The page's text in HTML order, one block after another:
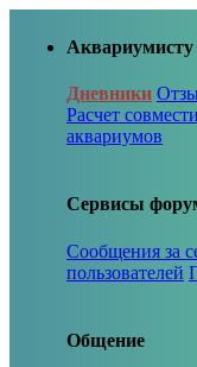
Аквариумисту
Дневники
Расчет
аквариумов
Сервисы
Сообщения за
пользователей
Общение